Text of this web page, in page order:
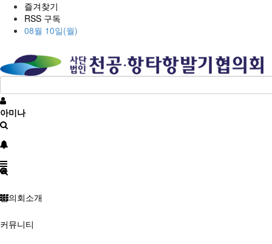
즐겨찾기
RSS 구독
08월 10일(월)
아미나
협의회소개
커뮤니티